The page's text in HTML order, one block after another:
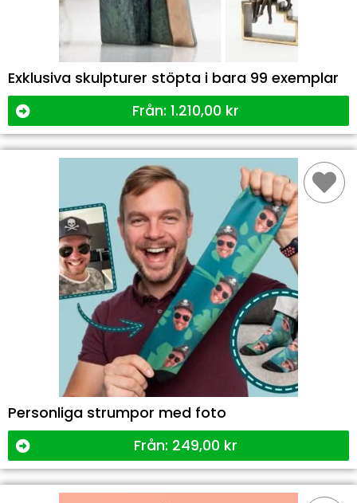
Exklusiva skulpturer stöpta i bara 99 exemplar
Från: 1.210,00 kr
Personliga strumpor med foto
Från: 249,00 kr